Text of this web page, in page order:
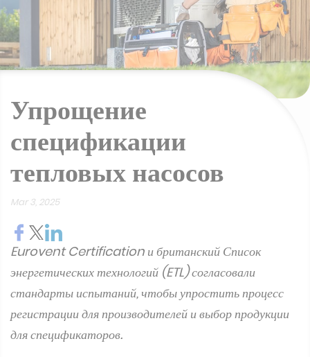
Упрощение
спецификации
тепловых насосов
Mar 3, 2025
Eurovent Certification и британский Список
энергетических технологий (ETL) согласовали
стандарты испытаний, чтобы упростить процесс
регистрации для производителей и выбор продукции
для спецификаторов.